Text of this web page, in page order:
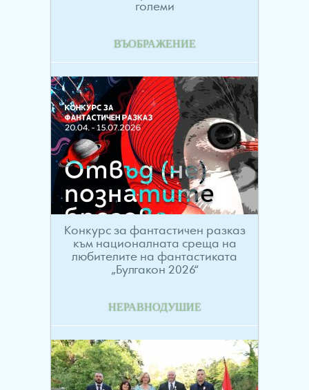
големи
ВЪОБРАЖЕНИЕ
Конкурс за фантастичен разказ
към националната среща на
любителите на фантастиката
„Булгакон 2026“
НЕРАВНОДУШИЕ